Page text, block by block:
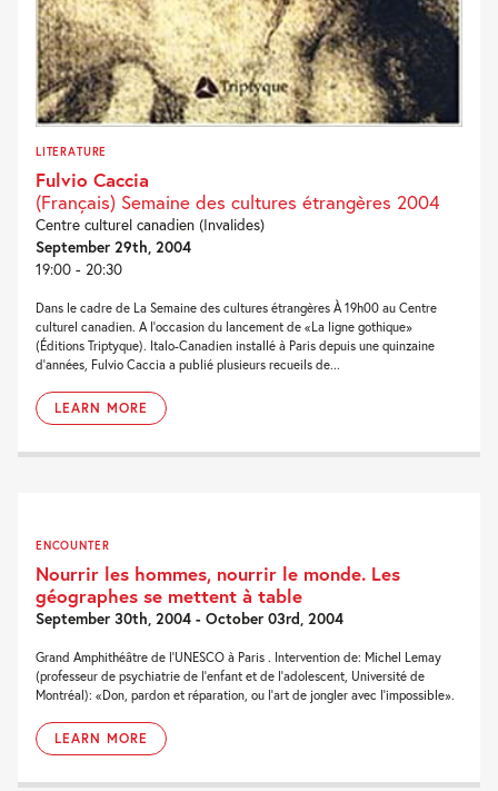
LITERATURE
Fulvio Caccia
(Français) Semaine des cultures étrangères 2004
Centre culturel canadien (Invalides)
September 29th, 2004
19:00 - 20:30
Dans le cadre de La Semaine des cultures étrangères À 19h00 au Centre
culturel canadien. A l'occasion du lancement de «La ligne gothique»
(Éditions Triptyque). Italo-Canadien installé à Paris depuis une quinzaine
d'années, Fulvio Caccia a publié plusieurs recueils de...
LEARN MORE
ENCOUNTER
Nourrir les hommes, nourrir le monde. Les
géographes se mettent à table
September 30th, 2004 - October 03rd, 2004
Grand Amphithéâtre de l'UNESCO à Paris . Intervention de: Michel Lemay
(professeur de psychiatrie de l'enfant et de l'adolescent, Université de
Montréal): «Don, pardon et réparation, ou l'art de jongler avec l'impossible».
LEARN MORE